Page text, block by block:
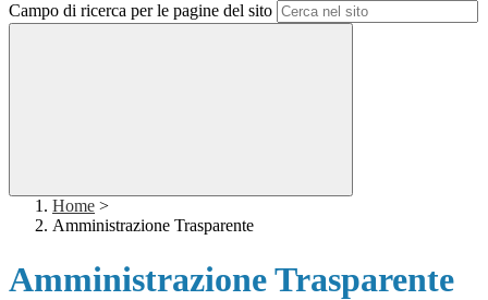
Campo di ricerca per le pagine del sito
Home >
Amministrazione Trasparente
Amministrazione Trasparente